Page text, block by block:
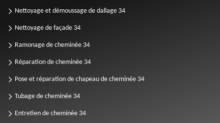
Nettoyage et démoussage de dallage 34
Nettoyage de façade 34
Ramonage de cheminée 34
Réparation de cheminée 34
Pose et réparation de chapeau de cheminée 34
Tubage de cheminée 34
Entretien de cheminée 34